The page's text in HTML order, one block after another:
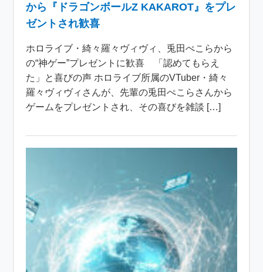
から『ドラゴンボールZ KAKAROT』をプレ
ゼントされ歓喜
ホロライブ・綺々羅々ヴィヴィ、兎田ぺこらから
の“神ゲー”プレゼントに歓喜 「認めてもらえ
た」と喜びの声 ホロライブ所属のVTuber・綺々
羅々ヴィヴィさんが、先輩の兎田ぺこらさんから
ゲームをプレゼントされ、その喜びを雑談 […]